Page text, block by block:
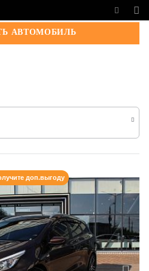
АВТОМОБИЛЬ
доп.выгоду